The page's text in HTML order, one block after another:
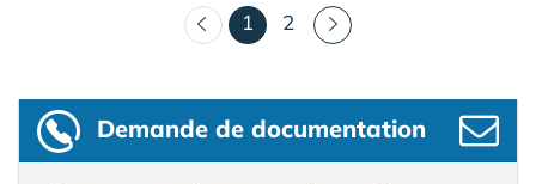
1 (courant)
2
Demande de documentation